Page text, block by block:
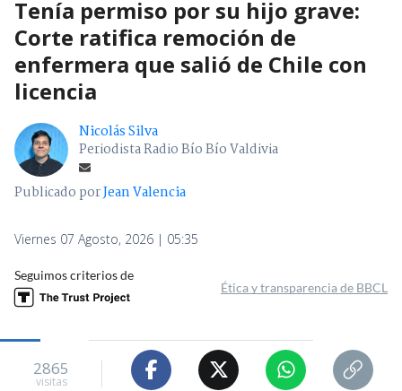
Tenía permiso por su hijo grave:
Corte ratifica remoción de
enfermera que salió de Chile con
licencia
Nicolás Silva
Periodista Radio Bío Bío Valdivia
Publicado porJean Valencia
Viernes 07 Agosto, 2026 | 05:35
Seguimos criterios de
Ética y transparencia de BBCL
2865
visitas